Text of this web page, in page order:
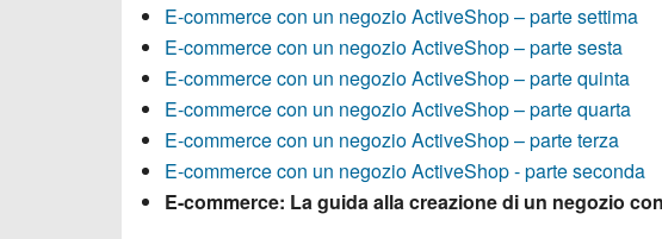
E-commerce con un negozio ActiveShop – parte settima
E-commerce con un negozio ActiveShop – parte sesta
E-commerce con un negozio ActiveShop – parte quinta
E-commerce con un negozio ActiveShop – parte quarta
E-commerce con un negozio ActiveShop – parte terza
E-commerce con un negozio ActiveShop - parte seconda
E-commerce: La guida alla creazione di un negozio